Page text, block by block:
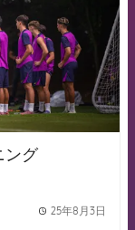
ング
25年8月3日